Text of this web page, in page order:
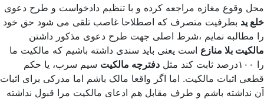
محل وقوع مغازه مراجعه کرده و با تنظیم دادخواست و طرح دعوی
خلع ید بطرفیت متصرف که اصطلاحا غاصب تلقی می شود حق خود
را مطالبه نمایم ،شرط اصلی جهت طرح دعوی مذکور داشتن
مالکیت بلا منازع است یعنی باید سندی داشته باشیم که مالکیت ما
را ۱۰۰درصد ثابت کند مثل
دفترچه مالکیت سیم سرب، یا حکم
قطعی اثبات مالکیت. اما اگر واقعا مالک باشم اما مدرکی برای اثبات
آن نداشته باشم و طرف مقابل هم ادعای مالکیت مرا قبول نداشته